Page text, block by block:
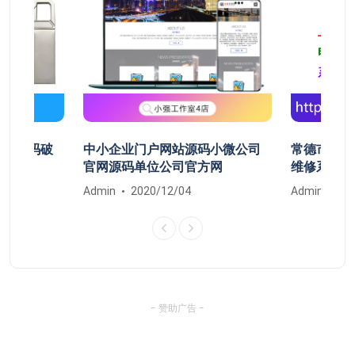
密码破
中小企业门户网站源码小微公司
官网源码单位公司官方网
Admin 2020/12/04
常德市鼎
维修系统
Admin
- 赞助广告 -